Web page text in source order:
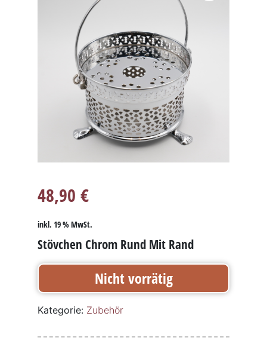
48,90 €
inkl. 19 % MwSt.
Stövchen Chrom Rund Mit Rand
Nicht vorrätig
Kategorie: Zubehör